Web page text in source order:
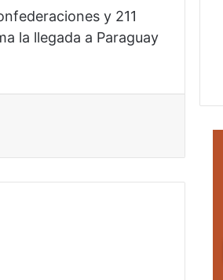
y 211
la llegada a Paraguay